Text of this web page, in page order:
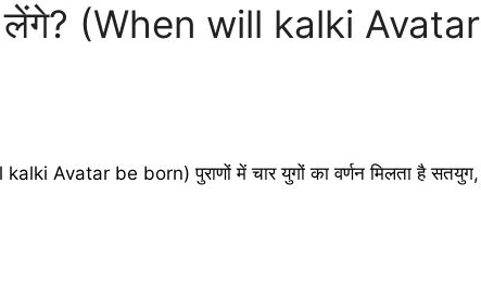
लेंगे? (When will kalki Avatar
Avatar be born) पुराणों में चार युगों का वर्णन मिलता है सतयुग,